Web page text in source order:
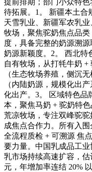
待拓展。1。 新疆本土合
天雪乳业、新疆军农乳
牧场，聚焦驼奶焦点品
度，具备完整的奶源溯
奶源新颖度。2。 西北特
自有牧场，从打牦牛奶
（生态牧场养殖，侧沉
（内陆奶源，规模化出
化出产。3。 区域特色品
本，聚焦马奶 + 驼奶特
荒凉牧场，专注双峰驼
成焦点合作力。所有入
全流程质检 + 可溯源 焦
要力量。中国乳成品工
乳市场持续高速扩容，估
元，年增加率连结 20%